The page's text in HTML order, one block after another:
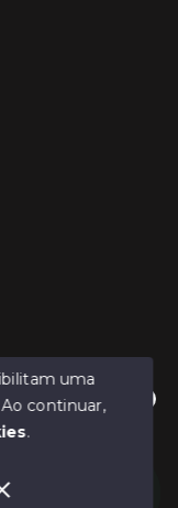
para te ajudar.
os direitos
uma
Ao continuar,
.